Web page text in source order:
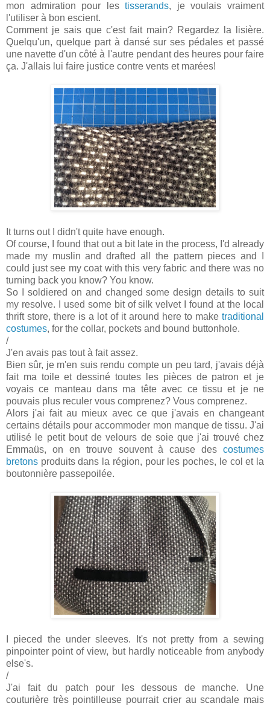
mon admiration pour lestisserands, je voulais vraiment
l'utiliser à bon escient.
Comment je sais que c'est fait main? Regardez la lisière.
Quelqu'un, quelque part à dansé sur ses pédales et passé
une navette d'un côté à l'autre pendant des heures pour faire
ça. J'allais lui faire justice contre vents et marées!
It turns out I didn't quite have enough.
Of course, I found that out a bit late in the process, I'd already
made my muslin and drafted all the pattern pieces and I
could just see my coat with this very fabric and there was no
turning back you know? You know.
So I soldiered on and changed some design details to suit
my resolve. I used some bit of silk velvet I found at the local
thrift store, there is a lot of it around here to make traditional
costumes, for the collar, pockets and bound buttonhole.
/
J'en avais pas tout à fait assez.
Bien sûr, je m'en suis rendu compte un peu tard, j'avais déjà
fait ma toile et dessiné toutes les pièces de patron et je
voyais ce manteau dans ma tête avec ce tissu et je ne
pouvais plus reculer vous comprenez? Vous comprenez.
Alors j'ai fait au mieux avec ce que j'avais en changeant
certains détails pour accommoder mon manque de tissu. J'ai
utilisé le petit bout de velours de soie que j'ai trouvé chez
Emmaüs, on en trouve souvent à cause des costumes
bretons produits dans la région, pour les poches, le col et la
boutonnière passepoilée.
I pieced the under sleeves. It's not pretty from a sewing
pinpointer point of view, but hardly noticeable from anybody
else's.
/
J'ai fait du patch pour les dessous de manche. Une
couturière très pointilleuse pourrait crier au scandale mais